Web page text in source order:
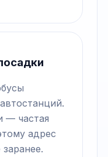
— частая
адрес